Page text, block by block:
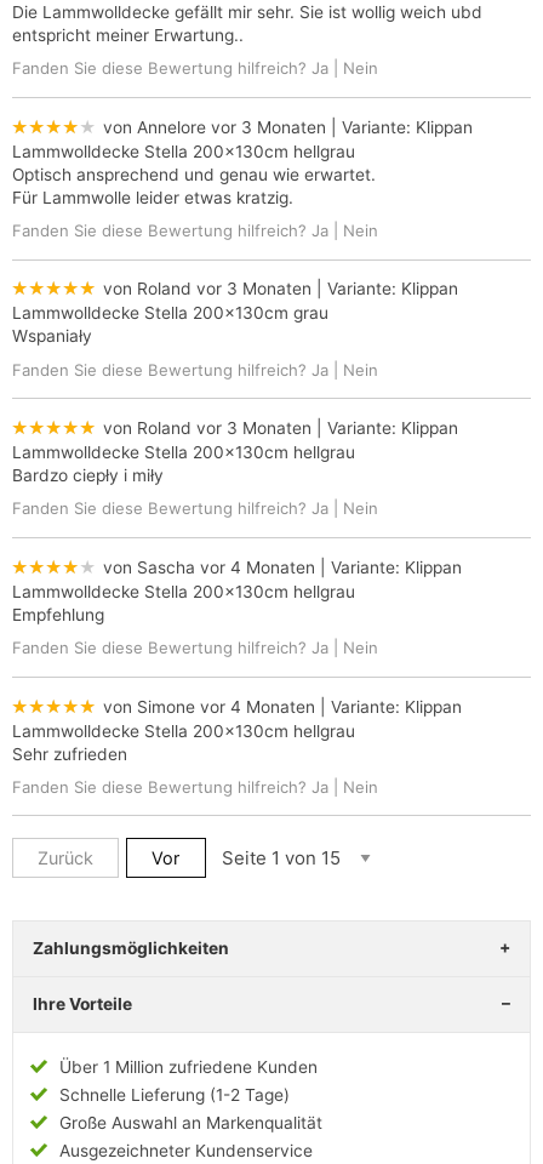
Die Lammwolldecke gefällt mir sehr. Sie ist wollig weich ubd
entspricht meiner Erwartung..
Fanden Sie diese Bewertung hilfreich? Ja Nein
★★★★★ von Annelore vor 3 Monaten | Variante: Klippan
Lammwolldecke Stella 200x130cm hellgrau
Optisch ansprechend und genau wie erwartet.
Für Lammwolle leider etwas kratzig.
Fanden Sie diese Bewertung hilfreich? Ja Nein
★★★★★ von Roland vor 3 Monaten | Variante: Klippan
Lammwolldecke Stella 200x130cm grau
Wspaniały
Fanden Sie diese Bewertung hilfreich? Ja Nein
★★★★★ von Roland vor 3 Monaten | Variante: Klippan
Lammwolldecke Stella 200x130cm hellgrau
Bardzo ciepły i miły
Fanden Sie diese Bewertung hilfreich? Ja Nein
★★★★★ von Sascha vor 4 Monaten | Variante: Klippan
Lammwolldecke Stella 200x130cm hellgrau
Empfehlung
Fanden Sie diese Bewertung hilfreich? Ja Nein
★★★★★ von Simone vor 4 Monaten | Variante: Klippan
Lammwolldecke Stella 200x130cm hellgrau
Sehr zufrieden
Fanden Sie diese Bewertung hilfreich? Ja Nein
Zurück Vor
Zahlungsmöglichkeiten
Ihre Vorteile
Über 1 Million zufriedene Kunden
Schnelle Lieferung (1-2 Tage)
Große Auswahl an Markenqualität
Ausgezeichneter Kundenservice